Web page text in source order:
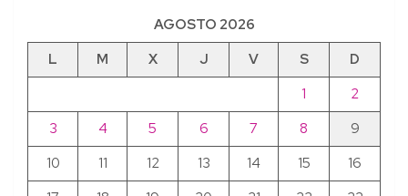
AGOSTO 2026
L
M X J V S
D
1
2
3
4 5 6 7 8
9
10
11 12 13 14 15
16